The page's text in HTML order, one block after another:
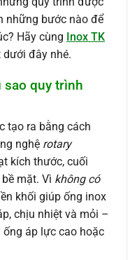
những bước nào để
Hãy cùng Inox TK
đây nhé.
sao quy trình
tạo ra bằng cách
nghệ rotary
kích thước, cuối
mặt. Vì không có
khối giúp ống inox
chịu nhiệt và mỏi –
áp lực cao hoặc